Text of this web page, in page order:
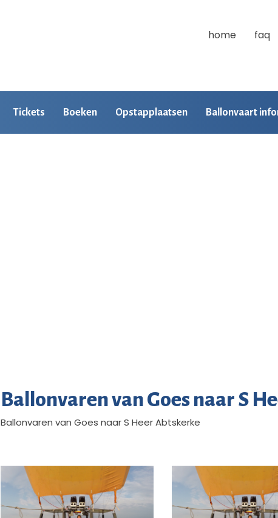
home faq
Tickets Boeken Opstapplaatsen Ballonvaart
Ballonvaren van Goes naar S
Ballonvaren van Goes naar S Heer Abtskerke